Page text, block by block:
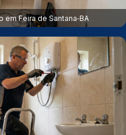
Feira de Santana‑BA